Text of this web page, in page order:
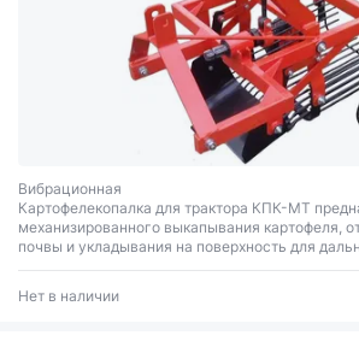
Вибрационная
Картофелекопалка для трактора КПК-МТ
механизированного выкапывания картофеля,
почвы и укладывания на поверхность для
сбора.
Нет в наличии